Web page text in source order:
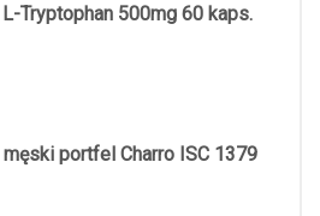
Tryptophan 500mg 60 kaps.
portfel Charro ISC 1379